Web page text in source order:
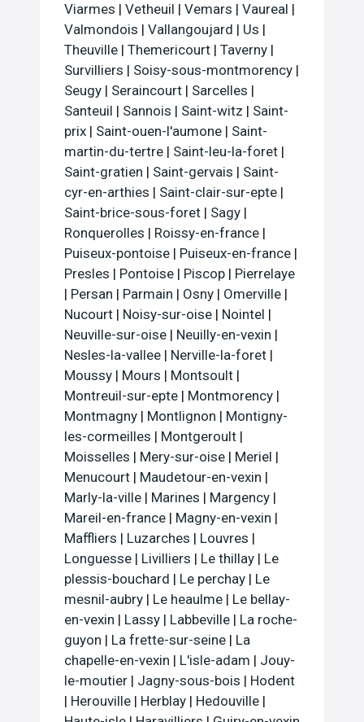
Viarmes | Vetheuil | Vemars | Vaureal |
Valmondois | Vallangoujard | Us |
Theuville | Themericourt | Taverny |
Survilliers | Soisy-sous-montmorency |
Seugy | Seraincourt | Sarcelles |
Santeuil | Sannois | Saint-witz | Saint-
prix | Saint-ouen-l'aumone | Saint-
martin-du-tertre | Saint-leu-la-foret |
Saint-gratien | Saint-gervais | Saint-
cyr-en-arthies | Saint-clair-sur-epte |
Saint-brice-sous-foret | Sagy |
Ronquerolles | Roissy-en-france |
Puiseux-pontoise | Puiseux-en-france |
Presles | Pontoise | Piscop | Pierrelaye
| Persan | Parmain | Osny | Omerville |
Nucourt | Noisy-sur-oise | Nointel |
Neuville-sur-oise | Neuilly-en-vexin |
Nesles-la-vallee | Nerville-la-foret |
Moussy | Mours | Montsoult |
Montreuil-sur-epte | Montmorency |
Montmagny | Montlignon | Montigny-
les-cormeilles | Montgeroult |
Moisselles | Mery-sur-oise | Meriel |
Menucourt | Maudetour-en-vexin |
Marly-la-ville | Marines | Margency |
Mareil-en-france | Magny-en-vexin |
Maffliers | Luzarches | Louvres |
Longuesse | Livilliers | Le thillay | Le
plessis-bouchard | Le perchay | Le
mesnil-aubry | Le heaulme | Le bellay-
en-vexin | Lassy | Labbeville | La roche-
guyon | La frette-sur-seine | La
chapelle-en-vexin | L'isle-adam | Jouy-
le-moutier | Jagny-sous-bois | Hodent
| Herouville | Herblay | Hedouville |